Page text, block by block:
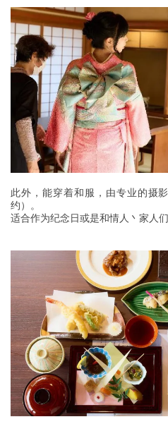
此外，能穿着和服，由专业的摄
约）。
适合作为纪念日或是和情人丶家人